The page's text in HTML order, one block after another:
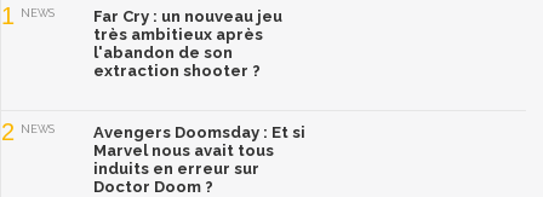
1 NEWS
Far Cry : un nouveau jeu
très ambitieux après
l'abandon de son
extraction shooter ?
2 NEWS
Avengers Doomsday : Et si
Marvel nous avait tous
induits en erreur sur
Doctor Doom ?